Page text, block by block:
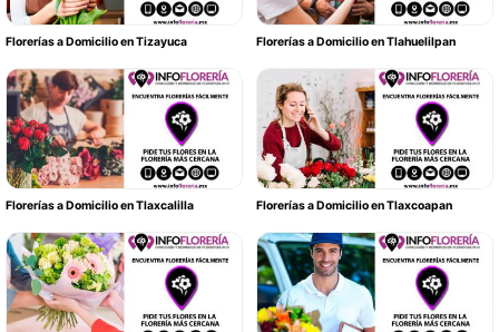
Florerías a Domicilio en Tizayuca Florerías a Domicilio en Tlahuelilpan
Florerías a Domicilio en Tlaxcalilla Florerías a Domicilio en Tlaxcoapan